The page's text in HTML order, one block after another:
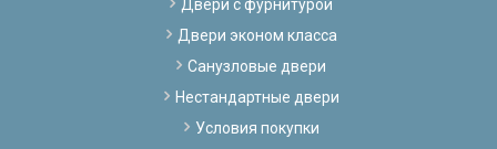
Двери с фурнитурой
Двери эконом класса
Санузловые двери
Нестандартные двери
Условия покупки